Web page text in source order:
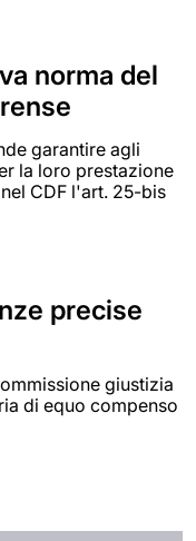
norma del
garantire agli
la loro prestazione
CDF l'art. 25-bis
precise
giustizia
di equo compenso